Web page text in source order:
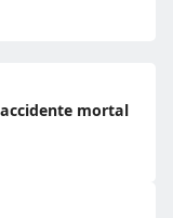
mortal